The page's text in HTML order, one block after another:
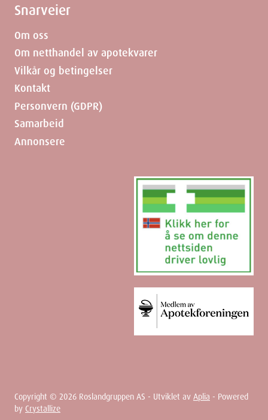
Snarveier
Om oss
Om netthandel av apotekvarer
Vilkår og betingelser
Kontakt
Personvern (GDPR)
Samarbeid
Annonsere
Copyright © 2026 Roslandgruppen AS - Utviklet av Aplia - Powered
by Crystallize